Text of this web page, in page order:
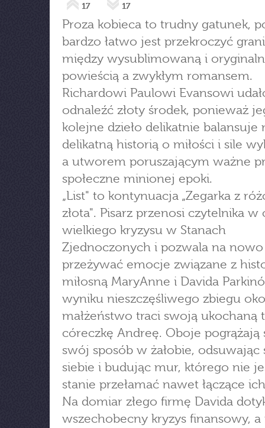
17 17
Proza kobieca to trudny gatunek,
bardzo łatwo jest przekroczyć
między wysublimowaną i
powieścią a zwykłym romansem.
Richardowi Paulowi Evansowi
odnaleźć złoty środek, ponieważ
kolejne dzieło delikatnie balansuje
delikatną historią o miłości i sile
a utworem poruszającym ważne
społeczne minionej epoki.
„List" to kontynuacja „Zegarka z
złota". Pisarz przenosi czytelnika w
wielkiego kryzysu w Stanach
Zjednoczonych i pozwala na nowo
przeżywać emocje związane z
miłosną MaryAnne i Davida
wyniku nieszczęśliwego zbiegu
małżeństwo traci swoją ukochaną
córeczkę Andreę. Oboje pogrążają
swój sposób w żałobie, odsuwając
siebie i budując mur, którego nie
stanie przełamać nawet łączące
Na domiar złego firmę Davida
wszechobecny kryzys finansowy, a